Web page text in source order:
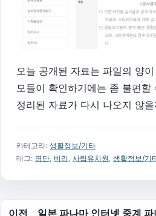
오늘 공개된 자료는 파일의 양
모들이 확인하기에는 좀 불편할
정리된 자료가 다시 나오지 않
카테고리: 생활정보/기타
태그: 명단 비리 사립유치원 생활정보/기
글 탐색
이전
일본 파나마 인터넷 중계